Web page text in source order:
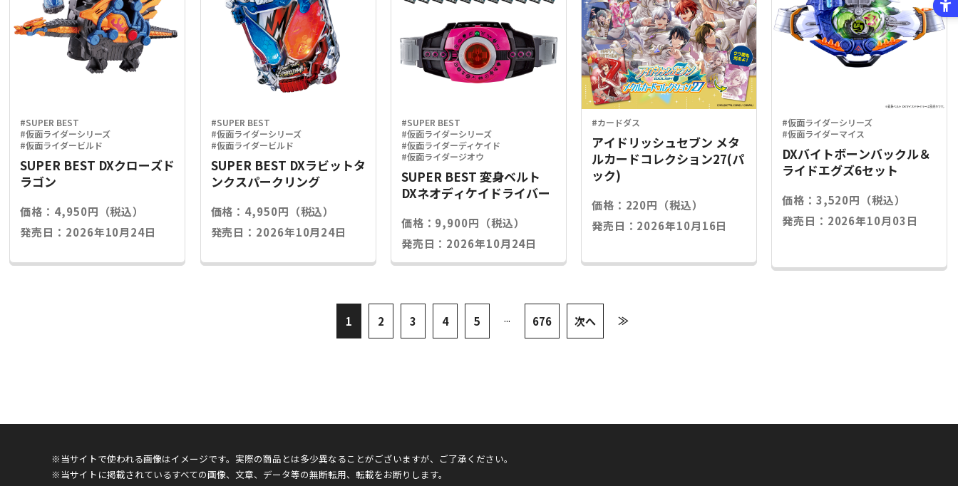
#SUPER BEST
#仮面ライダーシリーズ
#仮面ライダービルド
SUPER BEST DXクローズド
ラゴン
価格：4,950円（税込）
発売日：2026年10月24日
#SUPER BEST
#仮面ライダーシリーズ
#仮面ライダービルド
SUPER BEST DXラビットタ
ンクスパークリング
価格：4,950円（税込）
発売日：2026年10月24日
#SUPER BEST
#仮面ライダーシリーズ
#仮面ライダーディケイド
#仮面ライダージオウ
SUPER BEST 変身ベルト
DXネオディケイドライバー
価格：9,900円（税込）
発売日：2026年10月24日
#カードダス
アイドリッシュセブン メタ
ルカードコレクション27(パ
ック)
価格：220円（税込）
発売日：2026年10月16日
#仮面ライダーシリーズ
#仮面ライダーマイス
DXバイトボーンバックル＆
ライドエグズ6セット
価格：3,520円（税込）
発売日：2026年10月03日
1 2 3 4 5 ... 676 次へ ≫
※当サイトで使われる画像はイメージです。実際の商品とは多少異なることがございますが、ご了承ください。
※当サイトに掲載されているすべての画像、文章、データ等の無断転用、転載をお断りします。